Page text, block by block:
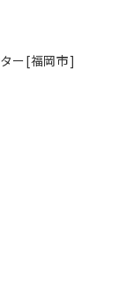
ー[福岡市]